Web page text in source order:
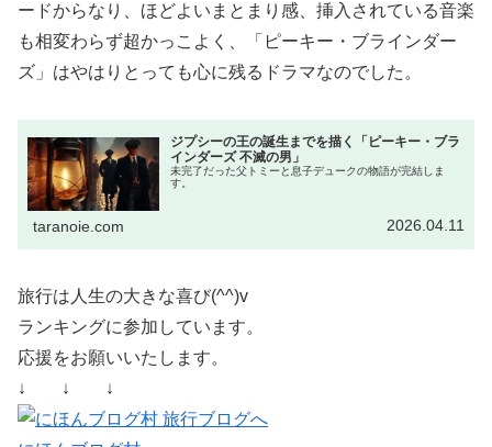
ードからなり、ほどよいまとまり感、挿入されている音楽
も相変わらず超かっこよく、「ピーキー・ブラインダー
ズ」はやはりとっても心に残るドラマなのでした。
ジプシーの王の誕生までを描く「ピーキー・ブラ
インダーズ 不滅の男」
未完了だった父トミーと息子デュークの物語が完結しま
す。
taranoie.com 2026.04.11
旅行は人生の大きな喜び(^^)v
ランキングに参加しています。
応援をお願いいたします。
↓ ↓ ↓